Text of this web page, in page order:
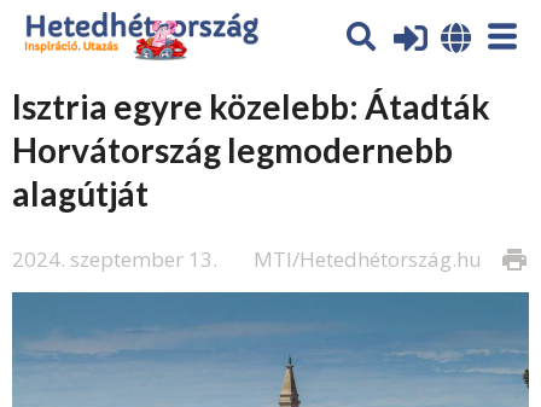
Isztria egyre közelebb: Átadták
Horvátország legmodernebb
alagútját
2024. szeptember 13. print
MTI/Hetedhétország.hu